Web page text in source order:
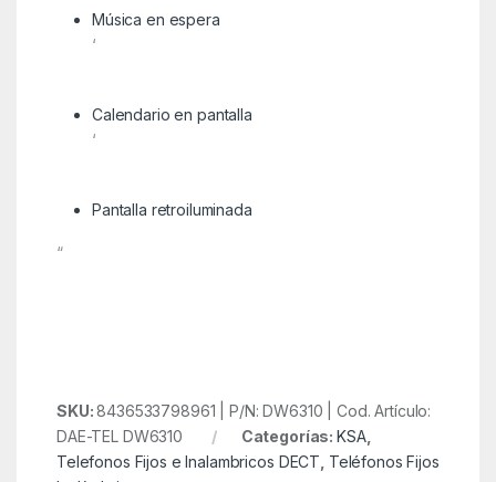
Música en espera
‘
Calendario en pantalla
‘
Pantalla retroiluminada
“
SKU:8436533798961 | P/N: DW6310 | Cod. Artículo:
DAE-TEL DW6310
Categorías:KSA,
Telefonos Fijos e Inalambricos DECT Teléfonos Fijos